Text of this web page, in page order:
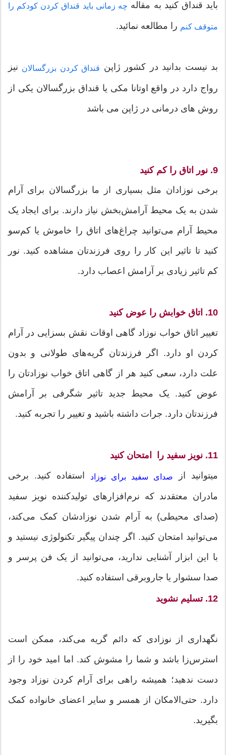
باید قنداق کنید به مقاله چه زمانی باید قنداق کردن کودکم را
متوقف کنم را مطالعه نمائید.
بد نیست بدانید در کشور ژاپن قنداق کردن بزرگسالان نیز
رواج دارد در واقع اوتانا مکی یا قنداق بزرگسالان یکی از
روش های درمانی در ژاپن می باشد
9. نور اتاق را کم کنید
برخی نوزادان مثل بسیاری از ما بزرگسالان برای آرام
شدن به یک محیط آرامش‌بخش نیاز دارند. برای ایجاد یک
محیط آرام می‌توانید چراغ‌های اتاق را خاموش یا کم‌سو
کنید تا تاثیر این کار را روی فرزندتان مشاهده کنید. نور
کم تاثیر زیادی بر آرامش اعصاب دارد.
10. اتاق خوابش را عوض کنید
تغییر اتاق خواب نوزاد گاهی اوقات نقش بسزایی در آرام
کردن او دارد. اگر فرزندتان گریه‌های طولانی و بدون
علت دارد، سعی کنید هر از گاهی اتاق خواب نوزادتان را
عوض کنید. یک محیط جدید تاثیر شگرفی بر آرامش
فرزندتان دارد. جرات داشته باشید و تغییر را تجربه کنید.
11. نویز سفید را امتحان کنید
میتوانید از
صدای سفید برای نوزاد استفاده کنید. برخی
مادران معتقدند که نرم‌افزارهای تولید‌کننده نویز سفید
(صدای محیطی) به آرام شدن نوزادشان کمک می‌کند،
می‌توانید امتحان کنید. اگر چندان پیگیر تکنولوژی نیستید و
با این ابزار آشنایی ندارید، می‌توانید از یک فن پرسر و
صدا سشوار یا جارو‌برقی استفاده کنید.
12. تسلیم نشوید
نگهداری از نوزادی که دائم گریه می‌کند، ممکن است
استرس‌زا باشد و شما را مشوش کند. اما امید خود را از
دست ندهید؛ همیشه راهی برای آرام کردن نوزاد وجود
دارد. حتی‌الامکان از همسر و سایر اعضای خانواده کمک
بگیرید.